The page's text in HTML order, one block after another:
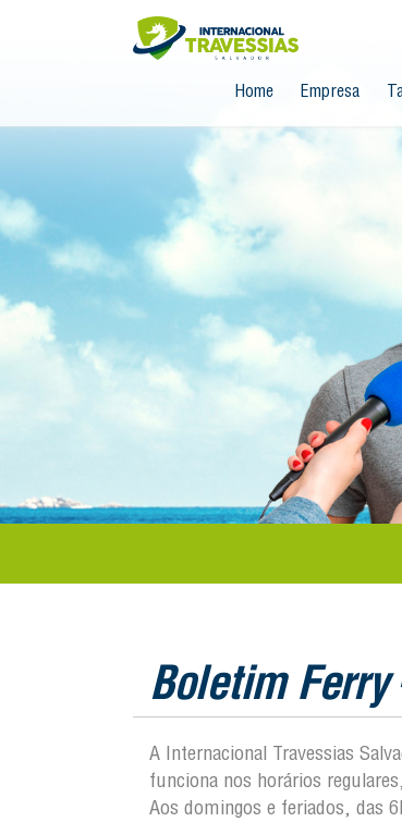
Home Empresa
Boletim Ferry
A Internacional Travessias
funciona nos horários
Aos domingos e feriados, das